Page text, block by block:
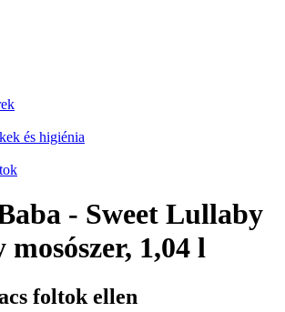
és higiénia
- Sweet Lullaby
1,04 l
foltok ellen